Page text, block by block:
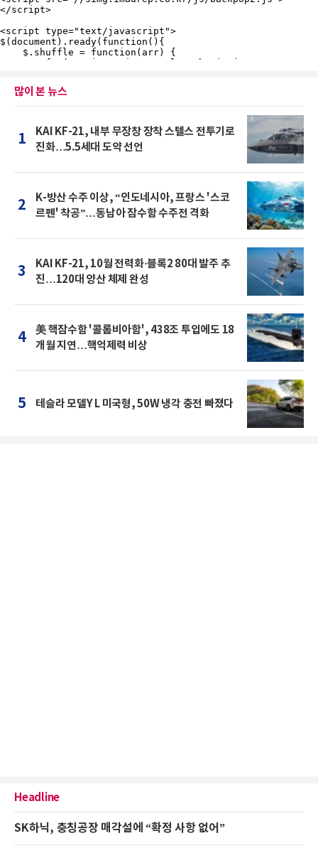
많이 본 뉴스
1
KAI KF-21, 내부 무장창 장착 스텔스 전투기로
진화…5.5세대 도약 선언
2
K-방산 수주 이상, “인도네시아, 프랑스 '스코
르펜' 착공”…동남아 잠수함 수주전 격화
3
KAI KF-21, 10월 전력화·블록2 80대 발주 추
진…120대 양산 체제 완성
4
美 핵잠수함 '콜롬비아함', 438조 투입에도 18
개월 지연…핵억제력 비상
5 테슬라 모델Y L 미국형, 50W 냉각 충전 빠졌다
Headline
SK하닉, 충칭공장 매각설에 “확정 사항 없어”